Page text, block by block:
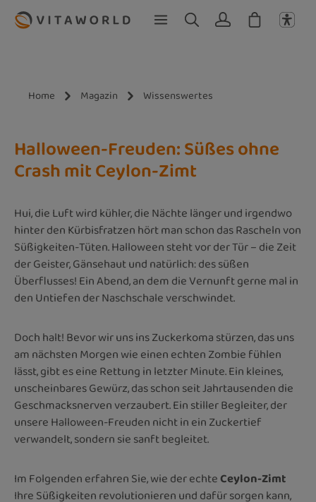
Zum Hauptinhalt springen
Home Magazin Wissenswertes
Halloween-Freuden: Süßes ohne
Crash mit Ceylon-Zimt
Hui, die Luft wird kühler, die Nächte länger und irgendwo
hinter den Kürbisfratzen hört man schon das Rascheln von
Süßigkeiten-Tüten. Halloween steht vor der Tür – die Zeit
der Geister, Gänsehaut und natürlich: des süßen
Überflusses! Ein Abend, an dem die Vernunft gerne mal in
den Untiefen der Naschschale verschwindet.
Doch halt! Bevor wir uns ins Zuckerkoma stürzen, das uns
am nächsten Morgen wie einen echten Zombie fühlen
lässt, gibt es eine Rettung in letzter Minute. Ein kleines,
unscheinbares Gewürz, das schon seit Jahrtausenden die
Geschmacksnerven verzaubert. Ein stiller Begleiter, der
unsere Halloween-Freuden nicht in ein Zuckertief
verwandelt, sondern sie sanft begleitet.
Im Folgenden erfahren Sie, wie der echteCeylon-Zimt
Ihre Süßigkeiten revolutionieren und dafür sorgen kann,